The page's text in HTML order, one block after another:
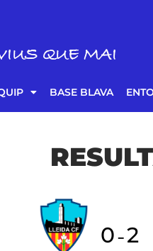
QUE MAI
BASE BLAVA
0-2